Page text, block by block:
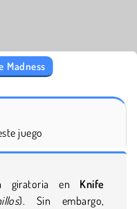
Madness
juego
giratoria en Knife
). Sin embargo,